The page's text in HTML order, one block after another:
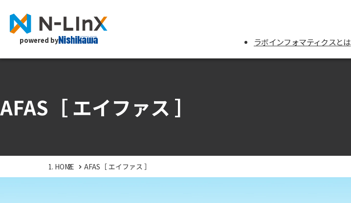
powered by ラボインフォマティクスとは
AFAS［ エイファス ］
HOME AFAS［ エイファス ］